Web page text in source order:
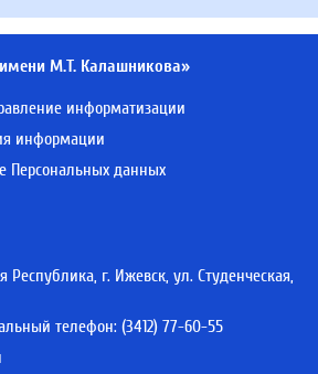
М.Т. Калашникова»
информатизации
информации
Персональных данных
Республика, г. Ижевск, ул. Студенческая,
телефон: (3412) 77-60-55